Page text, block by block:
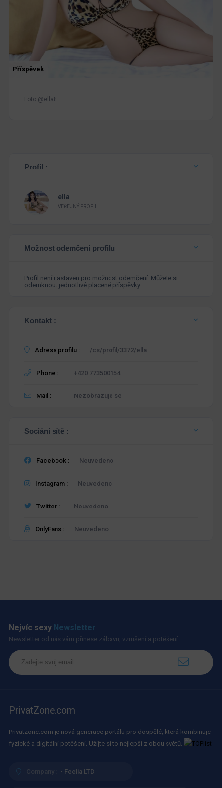
Příspěvek
Foto @ella8
Profil :
ella
VEŘEJNÝ PROFIL
Možnost odemčení profilu
Profil není nastaven pro možnost odemčení. Můžete si
odemknout jednotlivé placené příspěvky
Kontakt :
Adresa profilu : /cs/profil/3372/ella
Phone : +420 773500154
Mail : Nezobrazuje se
Sociání sítě :
Facebook : Neuvedeno
Instagram : Neuvedeno
Twitter : Neuvedeno
OnlyFans : Neuvedeno
Nejvíc sexy Newsletter
Newsletter od nás vám přinese zábavu, vzrušení a potěšení.
PrivatZone.com
Privatzone.com je nová generace portálu pro dospělé, která kombinuje
fyzické a digitální potěšení. Užijte si to nejlepší z obou světů.
Company : - Feelia LTD